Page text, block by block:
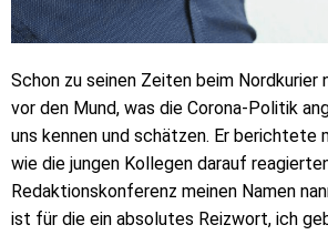
Schon zu seinen Zeiten beim Nordkurier
vor den Mund, was die Corona-Politik
uns kennen und schätzen. Er berichtete
wie die jungen Kollegen darauf
Redaktionskonferenz meinen Namen
ist für die ein absolutes Reizwort, ich